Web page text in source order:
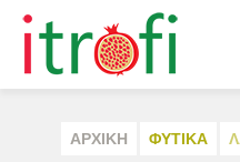
ΑΡΧΙΚΗ ΦΥΤΙΚA